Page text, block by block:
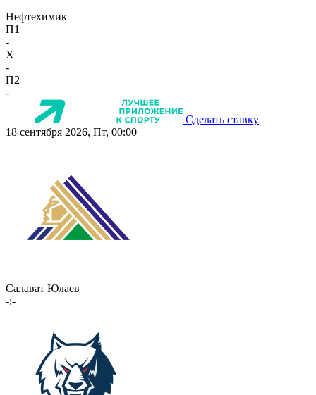
Нефтехимик
П1
-
X
-
П2
-
Сделать ставку
18 сентября 2026, Пт, 00:00
Салават Юлаев
-:-